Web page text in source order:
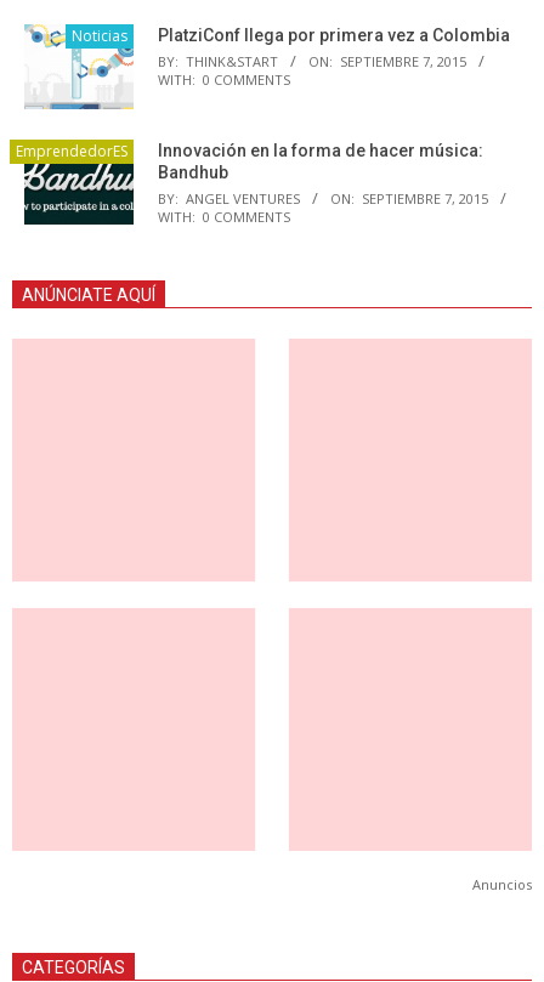
Noticias PlatziConf llega por primera vez a Colombia
BY: THINK&START ON: SEPTIEMBRE 7, 2015
WITH: 0 COMMENTS
EmprendedorES
Innovación en la forma de hacer música:
Bandhub
BY: ANGEL VENTURES ON: SEPTIEMBRE 7, 2015
WITH: 0 COMMENTS
ANÚNCIATE AQUÍ
Anuncios
CATEGORÍAS